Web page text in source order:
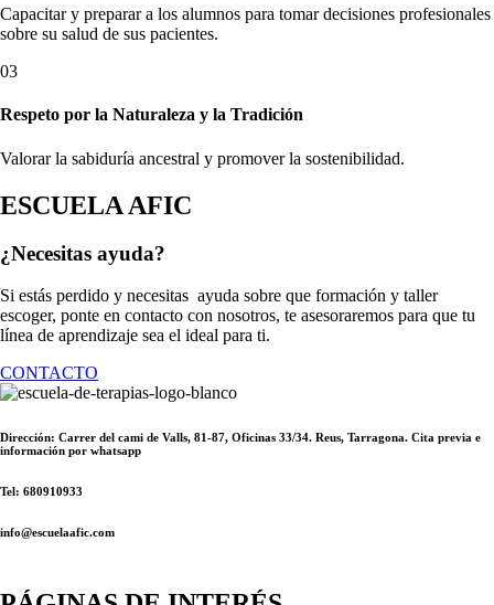
Capacitar y preparar a los alumnos para tomar decisiones profesionales
sobre su salud de sus pacientes.
03
Respeto por la Naturaleza y la Tradición
Valorar la sabiduría ancestral y promover la sostenibilidad.
ESCUELA AFIC
¿Necesitas ayuda?
Si estás perdido y necesitas ayuda sobre que formación y taller
escoger, ponte en contacto con nosotros, te asesoraremos para que tu
línea de aprendizaje sea el ideal para ti.
CONTACTO
Dirección: Carrer del cami de Valls, 81-87, Oficinas 33/34. Reus, Tarragona. Cita previa e
información por whatsapp
Tel: 680910933
info@escuelaafic.com